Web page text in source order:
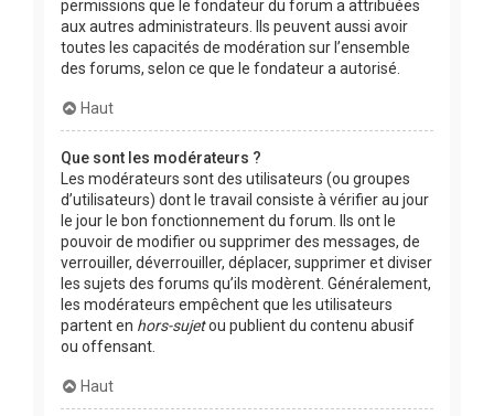
permissions que le fondateur du forum a attribuées
aux autres administrateurs. Ils peuvent aussi avoir
toutes les capacités de modération sur l’ensemble
des forums, selon ce que le fondateur a autorisé.
Haut
Que sont les modérateurs ?
Les modérateurs sont des utilisateurs (ou groupes
d’utilisateurs) dont le travail consiste à vérifier au jour
le jour le bon fonctionnement du forum. Ils ont le
pouvoir de modifier ou supprimer des messages, de
verrouiller, déverrouiller, déplacer, supprimer et diviser
les sujets des forums qu’ils modèrent. Généralement,
les modérateurs empêchent que les utilisateurs
partent en hors-sujetou publient du contenu abusif
ou offensant.
Haut